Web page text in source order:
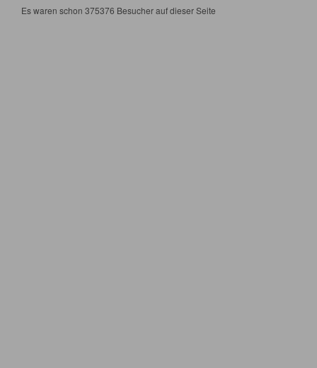
Es waren schon 375376 Besucher auf dieser Seite